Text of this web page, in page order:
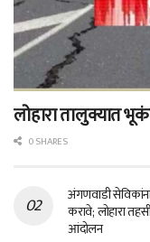
लोहारा तालुक्यात
0 SHARES
अंगणवाडी
करावे; लोहारा
आंदोलन